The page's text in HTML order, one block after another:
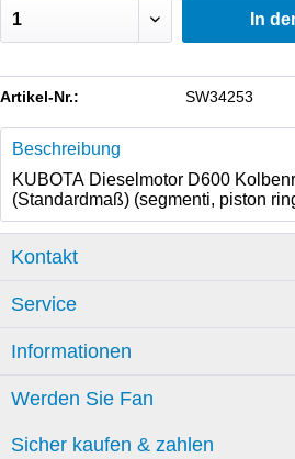
In
Artikel-Nr.: SW34253
Beschreibung
KUBOTA Dieselmotor D600
(Standardmaß) (segmenti, piston
Kontakt
Service
Informationen
Werden Sie Fan
Sicher kaufen & zahlen